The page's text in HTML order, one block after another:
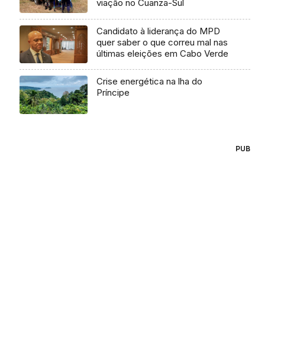
viação no Cuanza-Sul
Candidato à liderança do MPD
quer saber o que correu mal nas
últimas eleições em Cabo Verde
Crise energética na lha do
Príncipe
PUB